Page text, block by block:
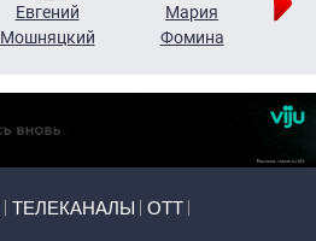
Евгений
Мошняцкий
Мария
Фомина
ТЕЛЕКАНАЛЫ ОТТ